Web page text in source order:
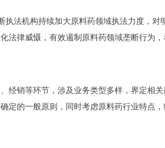
法机构持续加大原料药领域执法力度，对
法律威慑，有效遏制原料药领域垄断行为，
销等环节，涉及业务类型多样，界定相关
定的一般原则，同时考虑原料药行业特点